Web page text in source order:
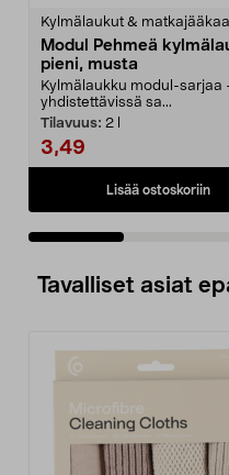
Kylmälaukut &
Modul Pehmeä
pieni, musta
Kylmälaukku modul-sarjaa
yhdistettävissä sa...
Tilavuus: 2 l
3,49
Lisää ostoskoriin
Tavalliset asiat